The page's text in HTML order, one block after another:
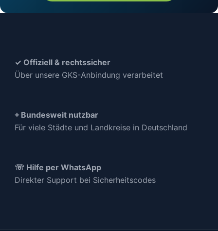
✓ Offiziell & rechtssicher
Über unsere GKS-Anbindung verarbeitet
⌖ Bundesweit nutzbar
Für viele Städte und Landkreise in Deutschland
☏ Hilfe per WhatsApp
Direkter Support bei Sicherheitscodes